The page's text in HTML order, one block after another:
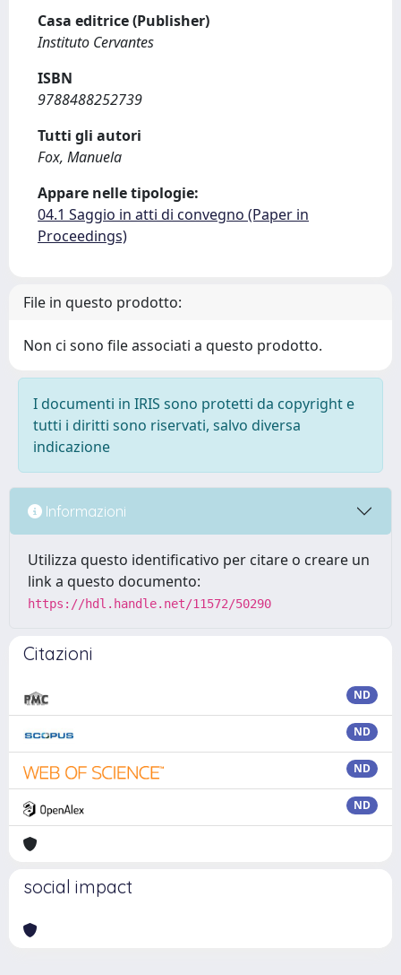
Casa editrice (Publisher)
Instituto Cervantes
ISBN
9788488252739
Tutti gli autori
Fox, Manuela
Appare nelle tipologie:
04.1 Saggio in atti di convegno (Paper in
Proceedings)
File in questo prodotto:
Non ci sono file associati a questo prodotto.
I documenti in IRIS sono protetti da copyright e
tutti i diritti sono riservati, salvo diversa
indicazione
Informazioni
Utilizza questo identificativo per citare o creare un
link a questo documento:
https://hdl.handle.net/11572/50290
Citazioni
ND
ND
ND
ND
social impact